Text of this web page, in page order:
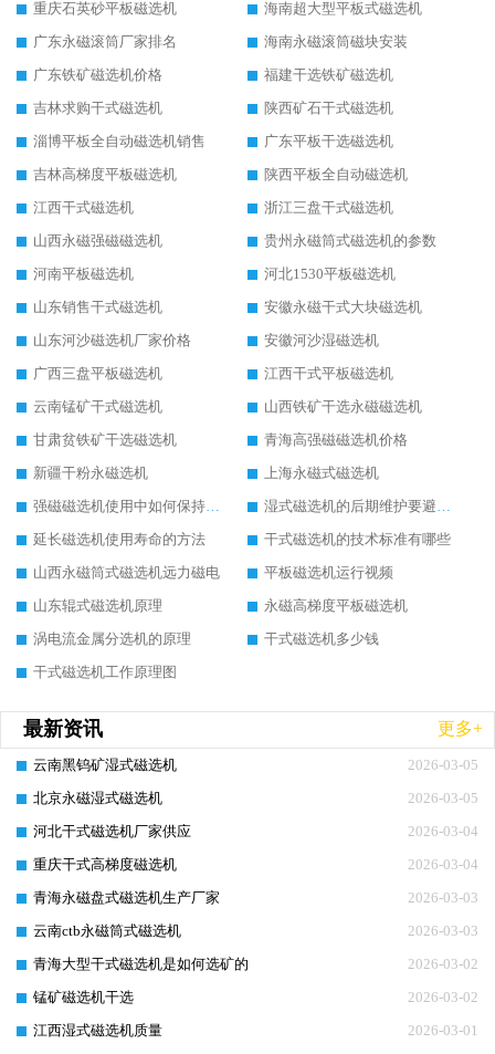
重庆石英砂平板磁选机
海南超大型平板式磁选机
广东永磁滚筒厂家排名
海南永磁滚筒磁块安装
广东铁矿磁选机价格
福建干选铁矿磁选机
吉林求购干式磁选机
陕西矿石干式磁选机
淄博平板全自动磁选机销售
广东平板干选磁选机
吉林高梯度平板磁选机
陕西平板全自动磁选机
江西干式磁选机
浙江三盘干式磁选机
山西永磁强磁磁选机
贵州永磁筒式磁选机的参数
河南平板磁选机
河北1530平板磁选机
山东销售干式磁选机
安徽永磁干式大块磁选机
山东河沙磁选机厂家价格
安徽河沙湿磁选机
广西三盘平板磁选机
江西干式平板磁选机
云南锰矿干式磁选机
山西铁矿干选永磁磁选机
甘肃贫铁矿干选磁选机
青海高强磁磁选机价格
新疆干粉永磁选机
上海永磁式磁选机
强磁磁选机使用中如何保持其顺畅运行
湿式磁选机的后期维护要避开哪些坑
延长磁选机使用寿命的方法
干式磁选机的技术标准有哪些
山西永磁筒式磁选机远力磁电
平板磁选机运行视频
山东辊式磁选机原理
永磁高梯度平板磁选机
涡电流金属分选机的原理
干式磁选机多少钱
干式磁选机工作原理图
最新资讯 更多+
2026-03-05
云南黑钨矿湿式磁选机
2026-03-05
北京永磁湿式磁选机
2026-03-04
河北干式磁选机厂家供应
2026-03-04
重庆干式高梯度磁选机
2026-03-03
青海永磁盘式磁选机生产厂家
2026-03-03
云南ctb永磁筒式磁选机
2026-03-02
青海大型干式磁选机是如何选矿的
2026-03-02
锰矿磁选机干选
2026-03-01
江西湿式磁选机质量